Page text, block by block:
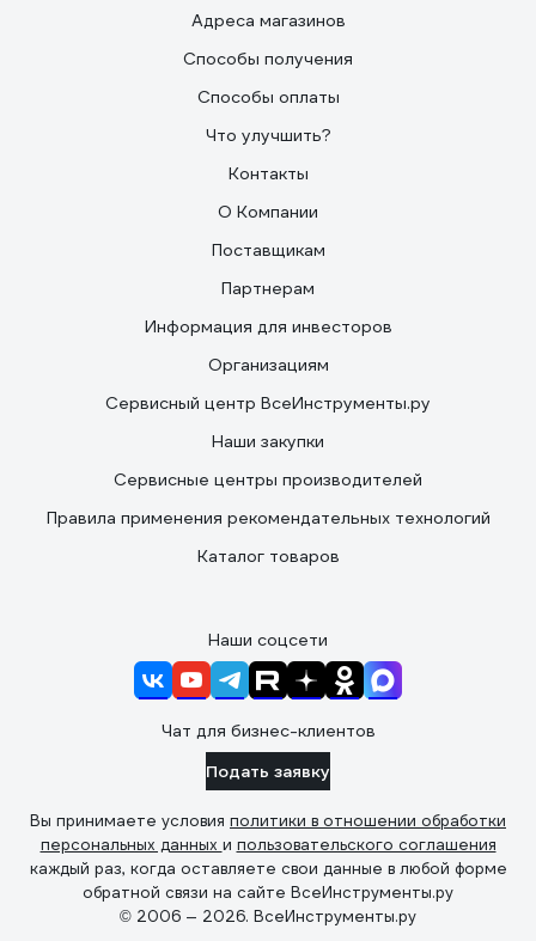
Адреса магазинов
Способы получения
Способы оплаты
Что улучшить?
Контакты
О Компании
Поставщикам
Партнерам
Информация для инвесторов
Организациям
Сервисный центр ВсеИнструменты.ру
Наши закупки
Сервисные центры производителей
Правила применения рекомендательных технологий
Каталог товаров
Наши соцсети
Чат для бизнес-клиентов
Подать заявку
Вы принимаете условия политики в отношении обработки
персональных данных и пользовательского соглашения
каждый раз, когда оставляете свои данные в любой форме
обратной связи на сайте ВсеИнструменты.ру
© 2006 — 2026. ВсеИнструменты.ру